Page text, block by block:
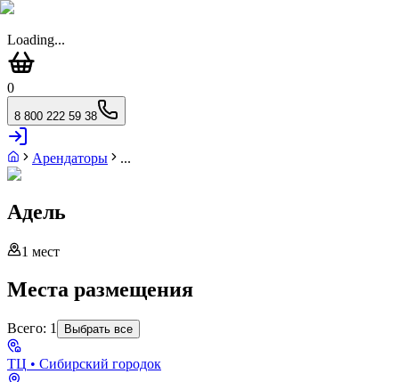
Loading...
0
8 800 222 59 38
Арендаторы ...
Адель
1 мест
Места размещения
Всего: 1 Выбрать все
ТЦ • Сибирский городок